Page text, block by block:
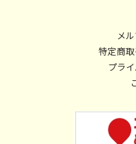
メ
特定商
プラ